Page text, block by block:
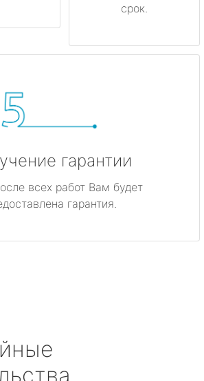
срок.
гарантии
всех работ Вам будет
гарантия.